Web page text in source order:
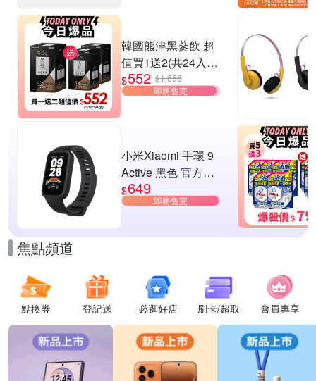
韓國熊津黑蔘飲 超
值買1送2(共24入
組)
$552 $1,656
即將售完
小米Xiaomi 手環 9
Active 黑色 官方旗
艦館
$649
即將售完
焦點頻道
點換券 登記送 必逛好店 刷卡/超取 會員專享